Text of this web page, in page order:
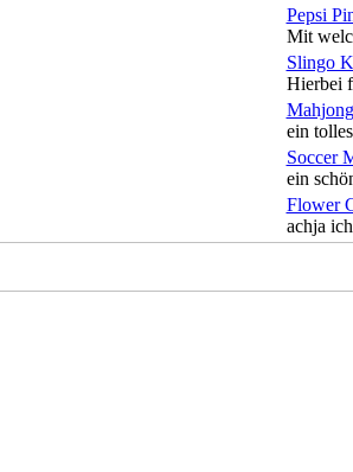
Pepsi
Mit
Slingo
Hierbei
ein
Soccer
ein
Flower
achja